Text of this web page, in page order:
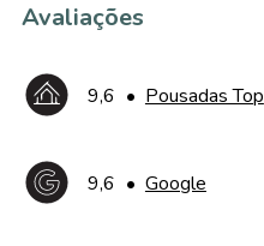
Avaliações
9,6 • Pousadas Top
9,6 • Google